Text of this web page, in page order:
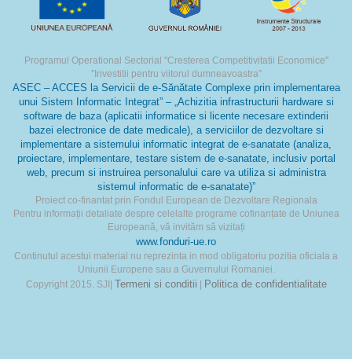
Programul Operational Sectorial "Cresterea Competitivitatii Economice"
”Investitii pentru viitorul dumneavoastra”
ASEC – ACCES la Servicii de e-Sănătate Complexe prin implementarea
unui Sistem Informatic Integrat” – „Achizitia infrastructurii hardware si
software de baza (aplicatii informatice si licente necesare extinderii
bazei electronice de date medicale), a serviciilor de dezvoltare si
implementare a sistemului informatic integrat de e-sanatate (analiza,
proiectare, implementare, testare sistem de e-sanatate, inclusiv portal
web, precum si instruirea personalului care va utiliza si administra
sistemul informatic de e-sanatate)”
Proiect co-finantat prin Fondul European de Dezvoltare Regionala
Pentru informații detaliate despre celelalte programe cofinanțate de Uniunea
Europeană, vă invităm să vizitați
www.fonduri-ue.ro
Continutul acestui material nu reprezinta in mod obligatoriu pozitia oficiala a
Uniunii Europene sau a Guvernului Romaniei.
Copyright 2015. SJI| Termeni si conditii Politica de confidentialitate